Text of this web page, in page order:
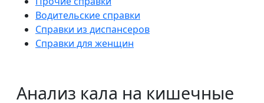
Водительские справки
Справки из диспансеров
Справки для женщин
Анализ кала на кишечные